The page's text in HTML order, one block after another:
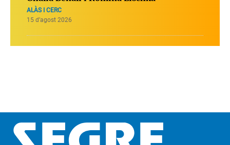
ALÀS I CERC
15 d’agost 2026